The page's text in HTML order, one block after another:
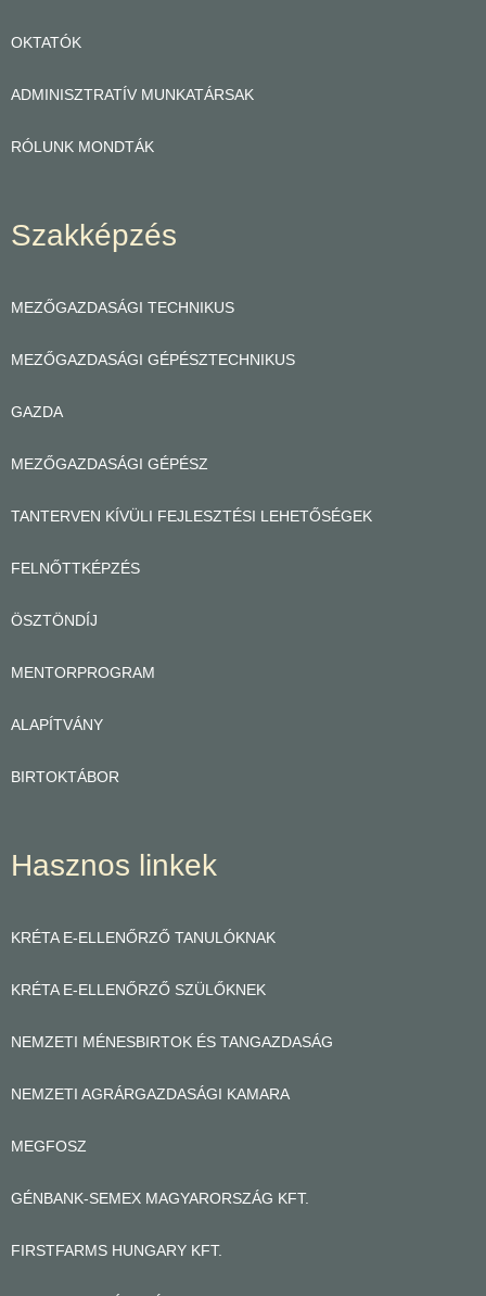
OKTATÓK
ADMINISZTRATÍV MUNKATÁRSAK
RÓLUNK MONDTÁK
Szakképzés
MEZŐGAZDASÁGI TECHNIKUS
MEZŐGAZDASÁGI GÉPÉSZTECHNIKUS
GAZDA
MEZŐGAZDASÁGI GÉPÉSZ
TANTERVEN KÍVÜLI FEJLESZTÉSI LEHETŐSÉGEK
FELNŐTTKÉPZÉS
ÖSZTÖNDÍJ
MENTORPROGRAM
ALAPÍTVÁNY
BIRTOKTÁBOR
Hasznos linkek
KRÉTA E-ELLENŐRZŐ TANULÓKNAK
KRÉTA E-ELLENŐRZŐ SZÜLŐKNEK
NEMZETI MÉNESBIRTOK ÉS TANGAZDASÁG
NEMZETI AGRÁRGAZDASÁGI KAMARA
MEGFOSZ
GÉNBANK-SEMEX MAGYARORSZÁG KFT.
FIRSTFARMS HUNGARY KFT.